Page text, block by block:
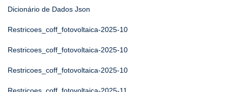
Dicionário de Dados Json
Restricoes_coff_fotovoltaica-2025-10
Restricoes_coff_fotovoltaica-2025-10
Restricoes_coff_fotovoltaica-2025-10